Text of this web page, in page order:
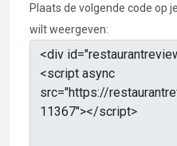
Plaats de volgende code op
wilt weergeven: